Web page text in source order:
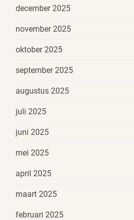
december 2025
november 2025
oktober 2025
september 2025
augustus 2025
juli 2025
juni 2025
mei 2025
april 2025
maart 2025
februari 2025